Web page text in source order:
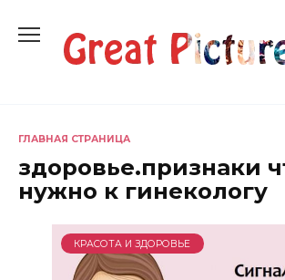
содержанию
ГЛАВНАЯ СТРАНИЦА
здоровье.признаки
нужно к гинекологу
КРАСОТА И ЗДОРОВЬЕ